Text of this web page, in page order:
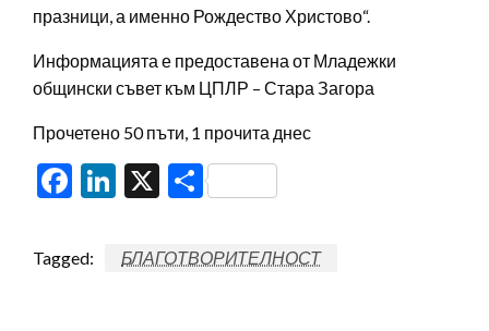
празници, а именно Рождество Христово“.
Информацията е предоставена от Младежки
общински съвет към ЦПЛР – Стара Загора
Прочетено 50 пъти, 1 прочита днес
Facebook
LinkedIn
X Share
Tagged: БЛАГОТВОРИТЕЛНОСТ